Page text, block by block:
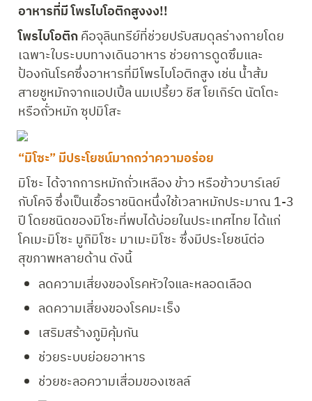
อาหารที่มี โพรไบโอติกสูงงง!!
โพรไบโอติก คือจุลินทรีย์ที่ช่วยปรับสมดุลร่างกายโดย
เฉพาะใบระบบทางเดินอาหาร ช่วยการดูดซึมและ
ป้องกันโรคซึ่งอาหารที่มีโพรไบโอติกสูง เช่น น้ำส้ม
สายชูหมักจากแอปเปิ้ล นมเปรี้ยว ชีส โยเกิร์ต นัตโตะ
หรือถั่วหมัก ซุปมิโสะ
“มิโซะ” มีประโยชน์มากกว่าความอร่อย
มิโซะ ได้จากการหมักถั่วเหลือง ข้าว หรือข้าวบาร์เลย์
กับโคจิ ซึ่งเป็นเชื้อราชนิดหนึ่งใช้เวลาหมักประมาณ 1-3
ปี โดยชนิดของมิโซะที่พบได้บ่อยในประเทศไทย ได้แก่
โคเมะมิโซะ มูกิมิโซะ มาเมะมิโซะ ซึ่งมีประโยชน์ต่อ
สุขภาพหลายด้าน ดังนี้
ลดความเสี่ยงของโรคหัวใจและหลอดเลือด
ลดความเสี่ยงของโรคมะเร็ง
เสริมสร้างภูมิคุ้มกัน
ช่วยระบบย่อยอาหาร
ช่วยชะลอความเสื่อมของเซลล์